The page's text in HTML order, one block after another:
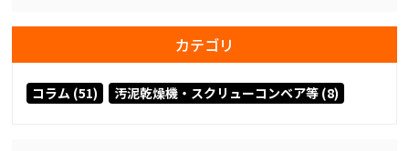
カテゴリ
コラム (51) 汚泥乾燥機・スクリューコンベア等 (8)